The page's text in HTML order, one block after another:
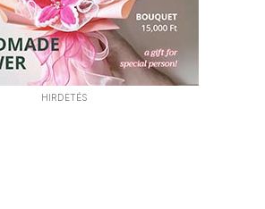
HIRDETÉS